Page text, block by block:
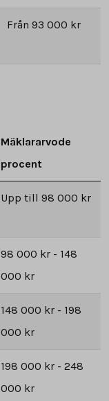
Från 93 000 kr
Mäklararvode
procent
Upp till 98 000 kr
98 000 kr - 148
000 kr
148 000 kr - 198
000 kr
198 000 kr - 248
000 kr